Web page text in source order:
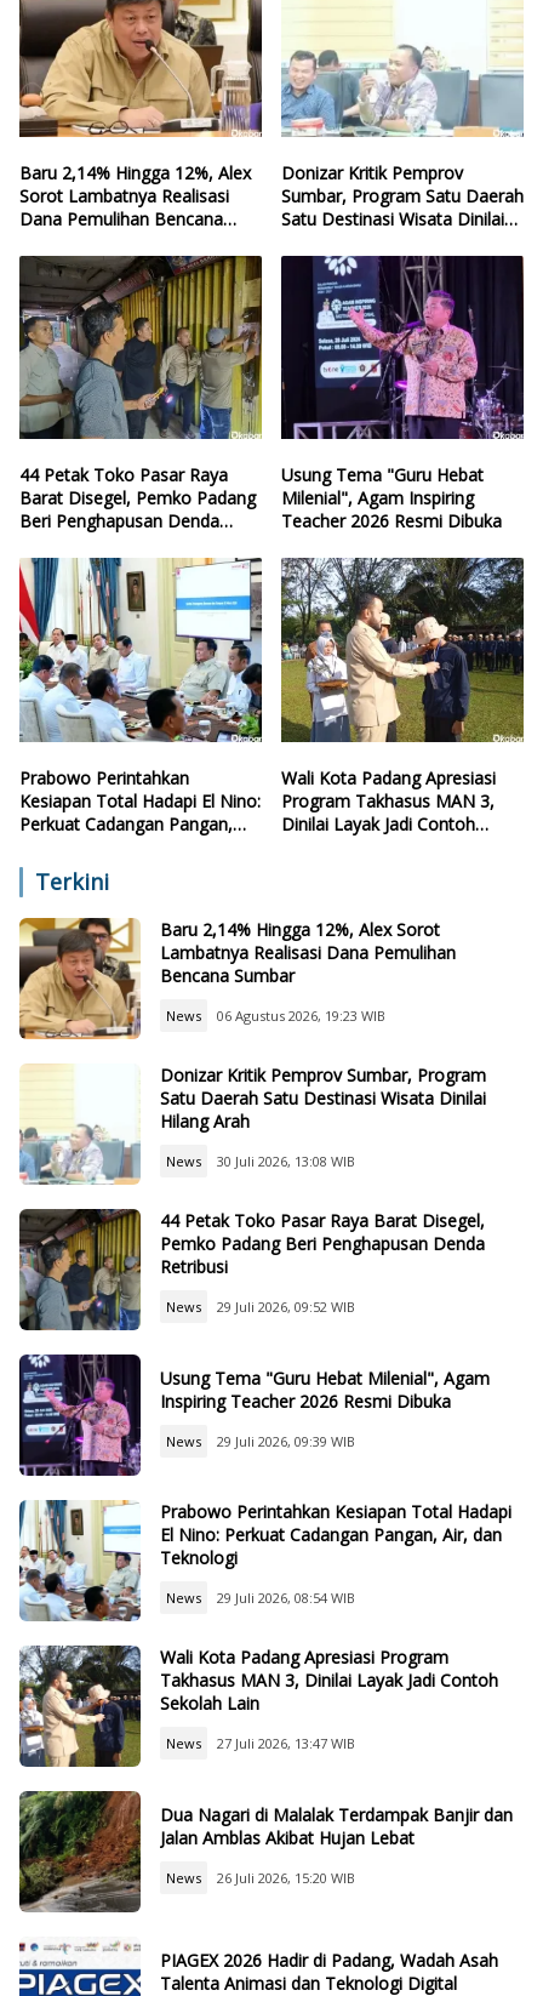
Baru 2,14% Hingga 12%, Alex
Sorot Lambatnya Realisasi
Dana Pemulihan Bencana
Donizar Kritik Pemprov
Sumbar, Program Satu Daerah
Satu Destinasi Wisata Dinilai
44 Petak Toko Pasar Raya
Barat Disegel, Pemko Padang
Beri Penghapusan Denda
Usung Tema "Guru Hebat
Milenial", Agam Inspiring
Teacher 2026 Resmi Dibuka
Prabowo Perintahkan
Kesiapan Total Hadapi El Nino:
Perkuat Cadangan Pangan,
Wali Kota Padang Apresiasi
Program Takhasus MAN 3,
Dinilai Layak Jadi Contoh
Terkini
Baru 2,14% Hingga 12%, Alex Sorot
Lambatnya Realisasi Dana Pemulihan
Bencana Sumbar
News 06 Agustus 2026, 19:23 WIB
Donizar Kritik Pemprov Sumbar, Program
Satu Daerah Satu Destinasi Wisata Dinilai
Hilang Arah
News 30 Juli 2026, 13:08 WIB
44 Petak Toko Pasar Raya Barat Disegel,
Pemko Padang Beri Penghapusan Denda
Retribusi
News 29 Juli 2026, 09:52 WIB
Usung Tema "Guru Hebat Milenial", Agam
Inspiring Teacher 2026 Resmi Dibuka
News 29 Juli 2026, 09:39 WIB
Prabowo Perintahkan Kesiapan Total Hadapi
El Nino: Perkuat Cadangan Pangan, Air, dan
Teknologi
News 29 Juli 2026, 08:54 WIB
Wali Kota Padang Apresiasi Program
Takhasus MAN 3, Dinilai Layak Jadi Contoh
Sekolah Lain
News 27 Juli 2026, 13:47 WIB
Dua Nagari di Malalak Terdampak Banjir dan
Jalan Amblas Akibat Hujan Lebat
News 26 Juli 2026, 15:20 WIB
PIAGEX 2026 Hadir di Padang, Wadah Asah
Talenta Animasi dan Teknologi Digital